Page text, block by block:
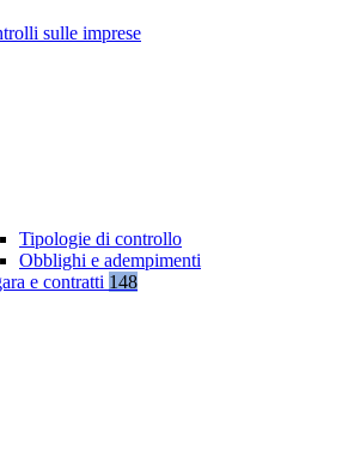
sulle imprese
Tipologie di controllo
Obblighi e adempimenti
e contratti 148